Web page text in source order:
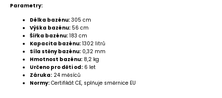
Parametry:
Délka bazénu: 305 cm
Výška bazénu: 56 cm
Šířka bazénu: 183 cm
Kapacita bazénu: 1302 litrů
Síla stěny bazénu: 0,32 mm
Hmotnost bazénu: 8,2 kg
Určeno pro děti od: 6 let
Záruka: 24 měsíců
Normy: Certifikát CE, splňuje směrnice EU